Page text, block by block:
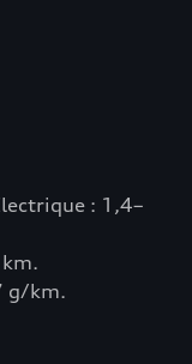
: 1,4–
g/km.